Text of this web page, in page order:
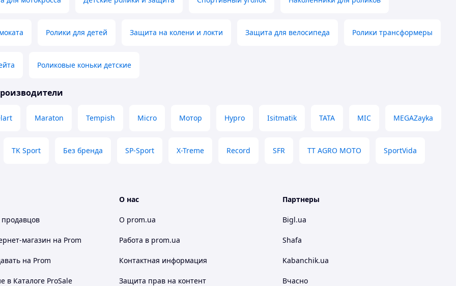
Ролики для детей Защита на колени и локти Защита для велосипеда Ролики трансформеры
Роликовые коньки детские
Maraton Tempish Micro Мотор Hypro Isitmatik TATA MIC MEGAZayka
TK Sport Без бренда SP-Sport X-Treme Record SFR TT AGRO MOTO SportVida
магазин на Prom
на Prom
в Каталоге ProSale
О нас
О prom.ua
Работа в prom.ua
Контактная информация
Защита прав на контент
Партнеры
Bigl.ua
Shafa
Kabanchik.ua
Вчасно